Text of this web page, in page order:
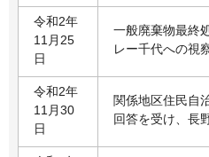
令和2年
11月25
日
一般廃棄物最終
レー千代への視
令和2年
11月30
日
関係地区住民自
回答を受け、長